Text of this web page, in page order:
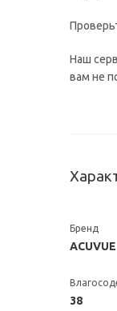
Наш
вам не
Бренд
ACUVUE
38